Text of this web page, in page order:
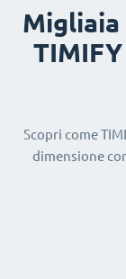
Scopri come
dimensione